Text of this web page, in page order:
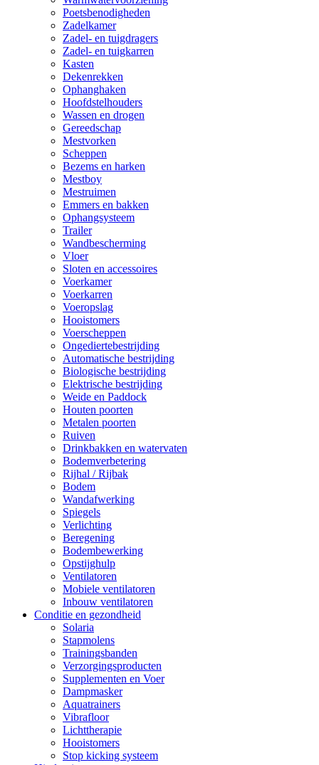
Poetsbenodigheden
Zadelkamer
Zadel- en tuigdragers
Zadel- en tuigkarren
Kasten
Dekenrekken
Ophanghaken
Hoofdstelhouders
Wassen en drogen
Gereedschap
Mestvorken
Scheppen
Bezems en harken
Mestboy
Mestruimen
Emmers en bakken
Ophangsysteem
Trailer
Wandbescherming
Vloer
Sloten en accessoires
Voerkamer
Voerkarren
Voeropslag
Hooistomers
Voerscheppen
Ongediertebestrijding
Automatische bestrijding
Biologische bestrijding
Elektrische bestrijding
Weide en Paddock
Houten poorten
Metalen poorten
Ruiven
Drinkbakken en watervaten
Bodemverbetering
Rijhal / Rijbak
Bodem
Wandafwerking
Spiegels
Verlichting
Beregening
Bodembewerking
Opstijghulp
Ventilatoren
Mobiele ventilatoren
Inbouw ventilatoren
Conditie en gezondheid
Solaria
Stapmolens
Trainingsbanden
Verzorgingsproducten
Supplementen en Voer
Dampmasker
Aquatrainers
Vibrafloor
Lichttherapie
Hooistomers
Stop kicking systeem